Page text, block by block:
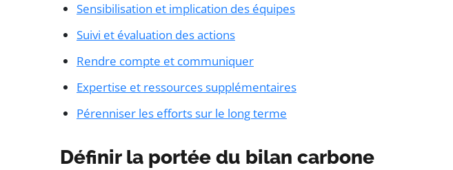
Sensibilisation et implication des équipes
Suivi et évaluation des actions
Rendre compte et communiquer
Expertise et ressources supplémentaires
Pérenniser les efforts sur le long terme
Définir la portée du bilan carbone